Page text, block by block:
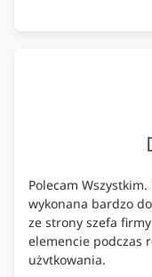
Polecam
wykonana bardzo
ze strony szefa
elemencie podczas
użytkowania.